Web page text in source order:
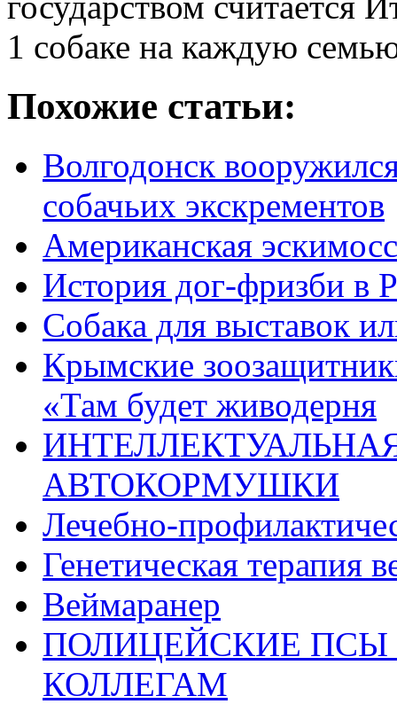
1 собаке на каждую
Похожие статьи:
Волгодонск
собачьих экскрементов
Американская
История дог-фризби в
Собака для выставок
Крымские
«Там будет живодерня
АВТОКОРМУШКИ
Лечебно-
Генетическая терапия
Веймаранер
ПОЛИЦЕЙСКИЕ
КОЛЛЕГАМ